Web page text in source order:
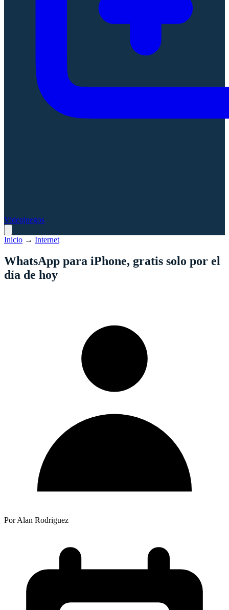
Videojuegos
Inicio → Internet
WhatsApp para iPhone, gratis solo por el
día de hoy
Por Alan Rodriguez